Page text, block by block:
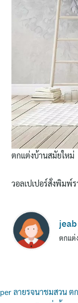
ตกแต่งบ้านสมัยใหม่
วอลเปเปอร์สั่งพิมพ์
jeab
ตกแต่
ลายรจนาชมสวน ต